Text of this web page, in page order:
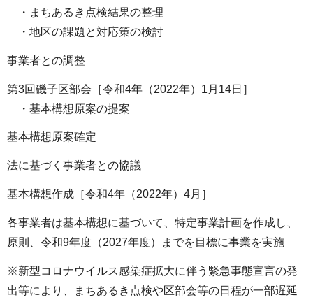
・まちあるき点検結果の整理
・地区の課題と対応策の検討
事業者との調整
第3回磯子区部会［令和4年（2022年）1月14日］
・基本構想原案の提案
基本構想原案確定
法に基づく事業者との協議
基本構想作成［令和4年（2022年）4月］
各事業者は基本構想に基づいて、特定事業計画を作成し、
原則、令和9年度（2027年度）までを目標に事業を実施
※新型コロナウイルス感染症拡大に伴う緊急事態宣言の発
出等により、まちあるき点検や区部会等の日程が一部遅延